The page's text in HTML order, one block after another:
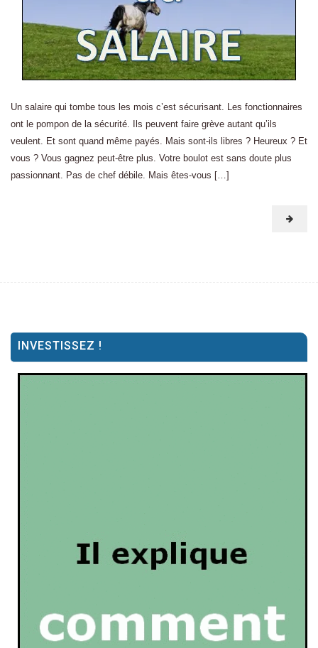
Un salaire qui tombe tous les mois c’est sécurisant. Les fonctionnaires
ont le pompon de la sécurité. Ils peuvent faire grève autant qu’ils
veulent. Et sont quand même payés. Mais sont-ils libres ? Heureux ? Et
vous ? Vous gagnez peut-être plus. Votre boulot est sans doute plus
passionnant. Pas de chef débile. Mais êtes-vous […]
INVESTISSEZ !